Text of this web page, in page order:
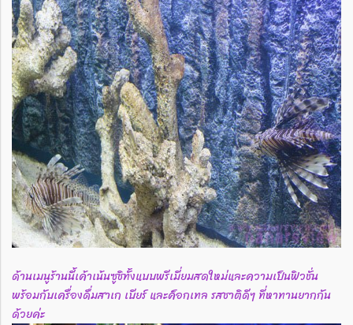
ด้านเมนูร้านนี้เค้าเน้นซูชิทั้งแบบพรีเมี่ยมสดใหม่และความเป็นฟิวชั่น
พร้อมกับเครื่องดื่มสาเก เบียร์ และค็อกเทล รสชาติดีๆ ที่หาทานยากกัน
ด้วยค่ะ